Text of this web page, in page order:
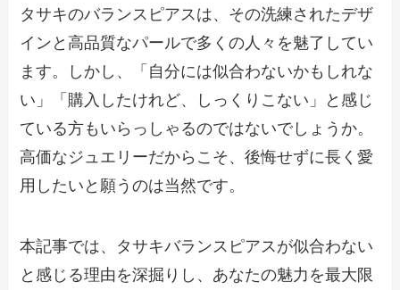
タサキのバランスピアスは、その洗練されたデザ
インと高品質なパールで多くの人々を魅了してい
ます。しかし、「自分には似合わないかもしれな
い」「購入したけれど、しっくりこない」と感じ
ている方もいらっしゃるのではないでしょうか。
高価なジュエリーだからこそ、後悔せずに長く愛
用したいと願うのは当然です。
本記事では、タサキバランスピアスが似合わない
と感じる理由を深掘りし、あなたの魅力を最大限